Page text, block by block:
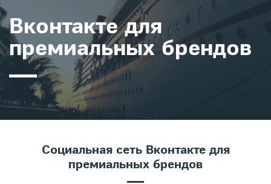
Вконтакте для
премиальных брендов
Социальная сеть Вконтакте для
премиальных брендов